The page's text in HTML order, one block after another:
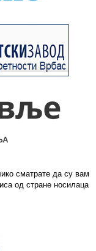
сматрате да су вам
од стране носилаца